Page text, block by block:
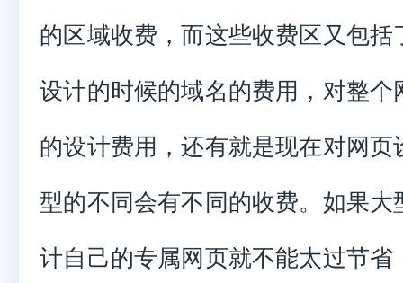
的区域收费，而这些收费区又包括
设计的时候的域名的费用，对整个
的设计费用，还有就是现在对网页
型的不同会有不同的收费。如果大
计自己的专属网页就不能太过节省